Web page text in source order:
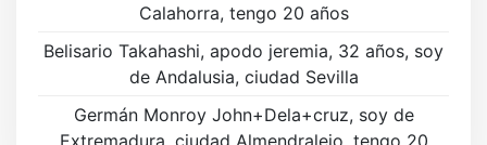
e
Calahorra, tengo 20 años
Belisario Takahashi, apodo jeremia, 32 años, soy
de Andalusia, ciudad Sevilla
Germán Monroy John+Dela+cruz, soy de